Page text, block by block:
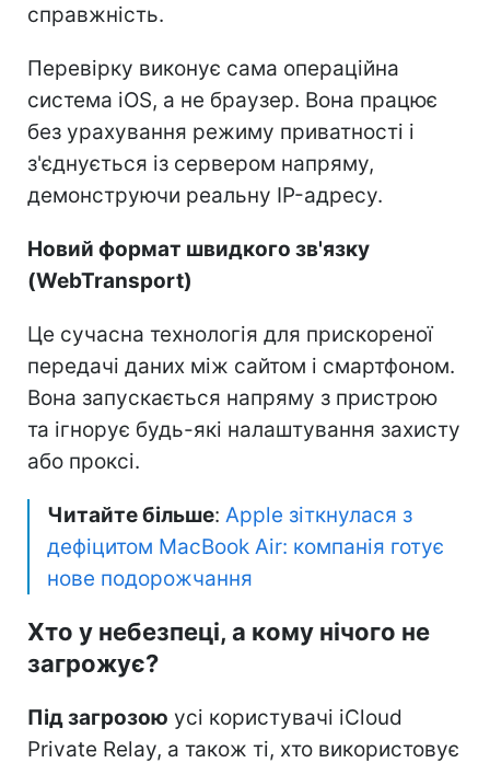
справжність.
Перевірку виконує сама операційна
система iOS, а не браузер. Вона працює
без урахування режиму приватності і
з'єднується із сервером напряму,
демонструючи реальну IP-адресу.
Новий формат швидкого зв'язку
(WebTransport)
Це сучасна технологія для прискореної
передачі даних між сайтом і смартфоном.
Вона запускається напряму з пристрою
та ігнорує будь-які налаштування захисту
або проксі.
Читайте більше: Apple зіткнулася з
дефіцитом MacBook Air: компанія готує
нове подорожчання
Хто у небезпеці, а кому нічого не
загрожує?
Під загрозою усі користувачі iCloud
Private Relay, а також ті, хто використовує